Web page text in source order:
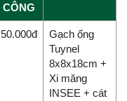
CÔNG
50.000đ
Gạch ống
Tuynel
8x8x18cm +
Xi măng
INSEE + cát